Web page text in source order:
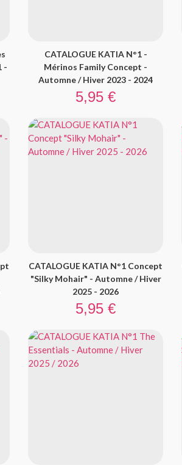
-
CATALOGUE KATIA N°1 -
Mérinos Family Concept -
Automne / Hiver 2023 - 2024
Prix
5,95 €
CATALOGUE KATIA N°1 Concept
"Silky Mohair" - Automne / Hiver
2025 - 2026
Prix
5,95 €